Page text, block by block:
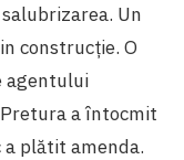
Un
construcție. O
agentului
a întocmit
a plătit amenda.